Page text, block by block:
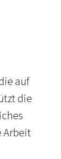
auf
die
Arbeit